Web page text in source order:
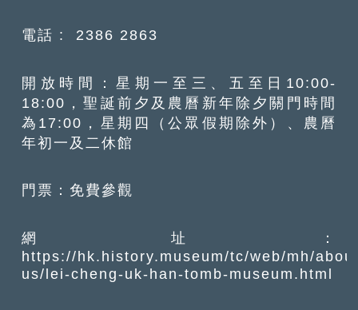
電話 : 2386 2863
開放時間：星期一至三、五至日10:00-
18:00，聖誕前夕及農曆新年除夕關門時間
為17:00，星期四（公眾假期除外）、農曆
年初一及二休館
門票：免費參觀
網址：
https://hk.history.museum/tc/web/mh/
us/lei-cheng-uk-han-tomb-museum.html